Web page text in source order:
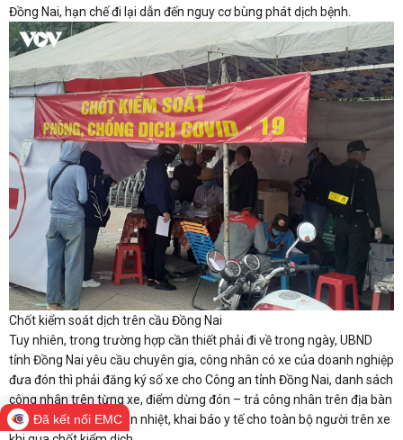
Đồng Nai, hạn chế đi lại dẫn đến nguy cơ bùng phát dịch bệnh.
Chốt kiểm soát dịch trên cầu Đồng Nai
Tuy nhiên, trong trường hợp cần thiết phải đi về trong ngày, UBND
tỉnh Đồng Nai yêu cầu chuyên gia, công nhân có xe của doanh nghiệp
đưa đón thì phải đăng ký số xe cho Công an tỉnh Đồng Nai, danh sách
công nhân trên từng xe, điểm dừng đón – trả công nhân trên địa bàn
tỉnh. Thực hiện đo thân nhiệt, khai báo y tế cho toàn bộ người trên xe
Đã kết nối EMC